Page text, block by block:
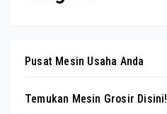
Pusat Mesin Usaha Anda
Temukan Mesin Grosir Disini!